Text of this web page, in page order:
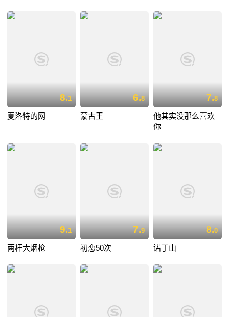
8.1
夏洛特的网
6.8
蒙古王
7.8
他其实没那么喜欢
你
9.1
两杆大烟枪
7.9
初恋50次
8.0
诺丁山